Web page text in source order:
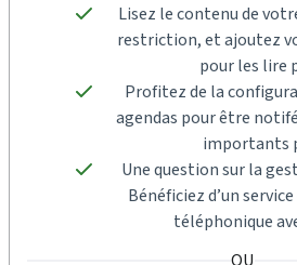
Lisez le contenu de
restriction, et ajoutez
pour les lire
Profitez de la
agendas pour être
importants
Une question sur la
Bénéficiez d’un
téléphonique